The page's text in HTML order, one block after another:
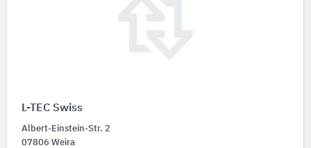
L-TEC Swiss
Albert-Einstein-Str. 2
07806 Weira